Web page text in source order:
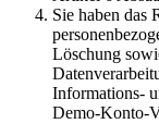
Sie haben das
Löschung
Informations-
Demo-Konto-